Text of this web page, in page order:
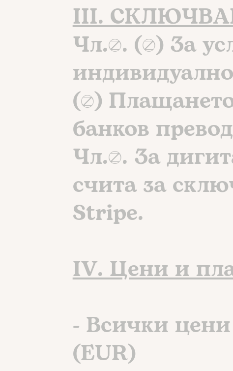
III.
Чл.4. (1) За
(2)
банков
Чл.5. За
счита за
Stripe.
IV. Цени и
- Всички цени
(EUR)